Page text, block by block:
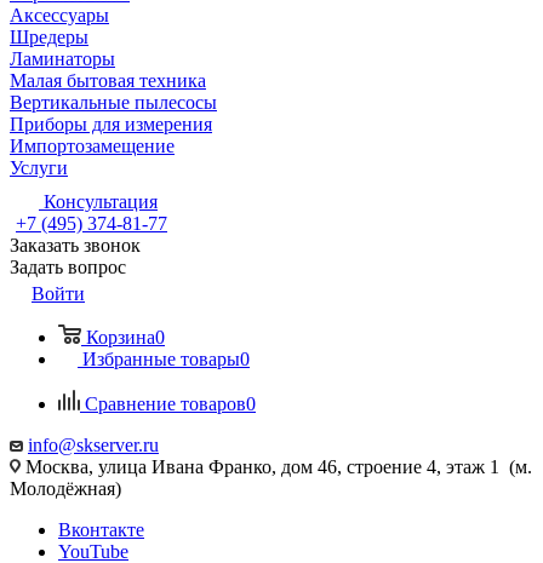
Аксессуары
Шредеры
Ламинаторы
Малая бытовая техника
Вертикальные пылесосы
Приборы для измерения
Импортозамещение
Услуги
Консультация
+7 (495) 374-81-77
Заказать звонок
Задать вопрос
Войти
Корзина0
Избранные товары0
Сравнение товаров0
info@skserver.ru
Москва, улица Ивана Франко, дом 46, строение 4, этаж 1 (м.
Молодёжная)
Вконтакте
YouTube